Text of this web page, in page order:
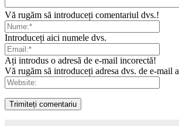
Vă rugăm să introduceți comentariul dvs.!
Introduceți aici numele dvs.
Ați introdus o adresă de e-mail incorectă!
Vă rugăm să introduceți adresa dvs. de e-mail